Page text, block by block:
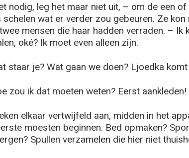
nodig, leg het maar niet uit, – om de een
schelen wat er verder zou gebeuren. Ze
mensen die haar hadden verraden. – Ik
oké? Ik moet even alleen zijn.
staar je? Wat gaan we doen? Ljoedka
zou ik dat moeten weten? Eerst aankleden!
elkaar vertwijfeld aan, midden in het
moesten beginnen. Bed opmaken?
Spullen verzamelen die hier niet